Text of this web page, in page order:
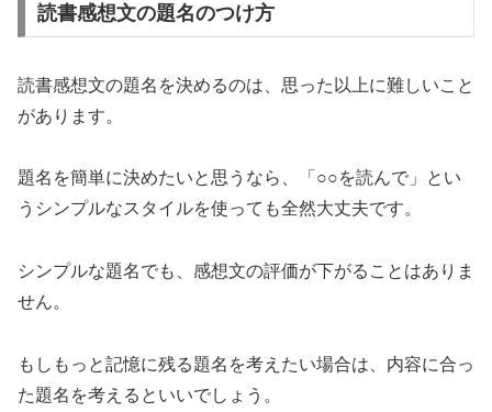
読書感想文の題名のつけ方
読書感想文の題名を決めるのは、思った以上に難しいこと
があります。
題名を簡単に決めたいと思うなら、「○○を読んで」とい
うシンプルなスタイルを使っても全然大丈夫です。
シンプルな題名でも、感想文の評価が下がることはありま
せん。
もしもっと記憶に残る題名を考えたい場合は、内容に合っ
た題名を考えるといいでしょう。